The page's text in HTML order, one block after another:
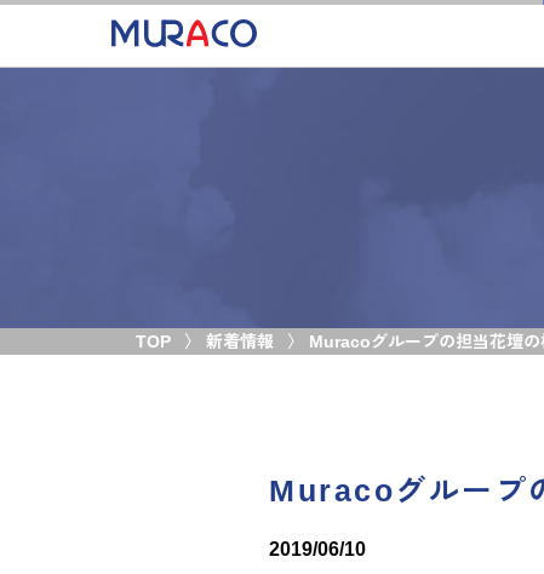
TOP 新着情報 Muracoグループの担当花壇の
Muracoグループ
2019/06/10